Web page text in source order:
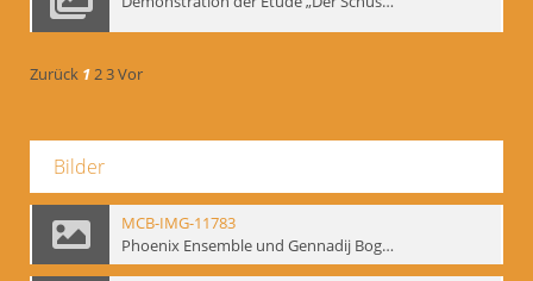
Zurück 123Vor
Bilder
MCB-IMG-11783
Phoenix Ensemble und Gennadij Bogdanow; BM-img-105-9